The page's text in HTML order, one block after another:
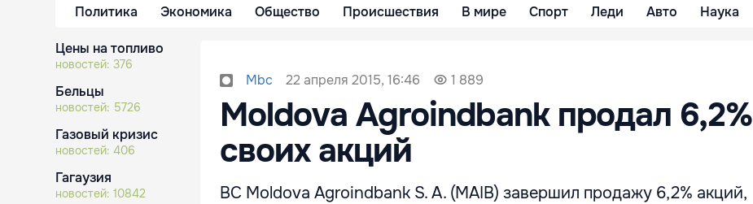
Политика Экономика Общество Происшествия В мире Спорт Леди Авто Наука
Цены на топливо
новостей: 376
Бельцы
новостей: 5726
Газовый кризис
новостей: 406
Гагаузия
новостей: 10842
Mbc 22 апреля 2015, 16:46 1 889
Moldova Agroindbank продал 6,2%
своих акций
ВC Moldova Agroindbank S. A. (MAIB) завершил продажу 6,2% акций,